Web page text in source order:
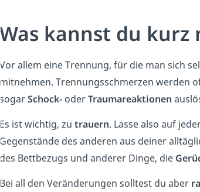
Was kannst du kurz
Vor allem eine Trennung, für die man sich
mitnehmen. Trennungsschmerzen werden
sogarSchock- oderTraumareaktionen
Es ist wichtig, zu trauern. Lasse also auf
Gegenstände des anderen aus deiner
des Bettbezugs und anderer Dinge, die
Bei all den Veränderungen solltest du aber